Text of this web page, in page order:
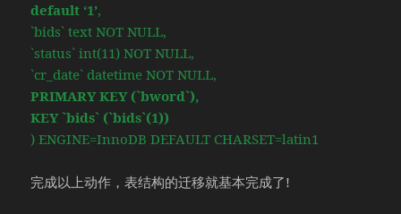
default ‘1’,
`bids` text NOT NULL,
`status` int(11) NOT NULL,
`cr_date` datetime NOT NULL,
PRIMARY KEY (`bword`),
KEY `bids` (`bids`(1))
) ENGINE=InnoDB DEFAULT CHARSET=latin1
完成以上动作，表结构的迁移就基本完成了!